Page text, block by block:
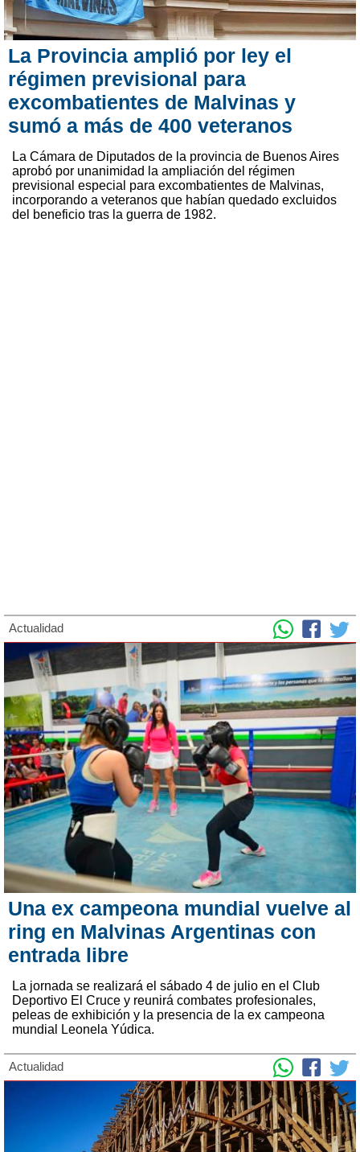
La Provincia amplió por ley el
régimen previsional para
excombatientes de Malvinas y
sumó a más de 400 veteranos
La Cámara de Diputados de la provincia de Buenos Aires
aprobó por unanimidad la ampliación del régimen
previsional especial para excombatientes de Malvinas,
incorporando a veteranos que habían quedado excluidos
del beneficio tras la guerra de 1982.
Actualidad
Una ex campeona mundial vuelve al
ring en Malvinas Argentinas con
entrada libre
La jornada se realizará el sábado 4 de julio en el Club
Deportivo El Cruce y reunirá combates profesionales,
peleas de exhibición y la presencia de la ex campeona
mundial Leonela Yúdica.
Actualidad